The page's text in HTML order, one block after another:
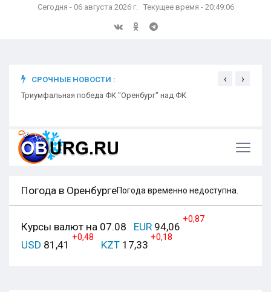
Сегодня - 06 августа 2026 г. Текущее время - 20:49:07
СРОЧНЫЕ НОВОСТИ :
Триумфальная победа ФК "Оренбург" над ФК
‹ ›
Погода в ОренбургеПогода временно недоступна.
Курсы валют на 07.08 EUR 94,06
+0,87
USD 81,41
+0,48
KZT 17,33
+0,18